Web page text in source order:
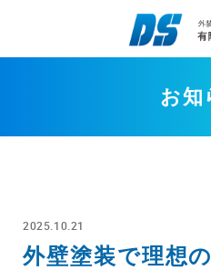
お知
2025.10.21
外壁塗装で理想